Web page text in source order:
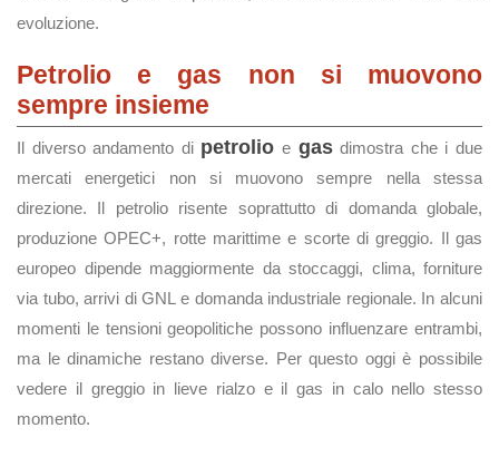
evoluzione.
Petrolio e gas non si muovono
sempre insieme
Il diverso andamento di petrolio e gasdimostra che i due
mercati energetici non si muovono sempre nella stessa
direzione. Il petrolio risente soprattutto di domanda globale,
produzione OPEC+, rotte marittime e scorte di greggio. Il gas
europeo dipende maggiormente da stoccaggi, clima, forniture
via tubo, arrivi di GNL e domanda industriale regionale. In alcuni
momenti le tensioni geopolitiche possono influenzare entrambi,
ma le dinamiche restano diverse. Per questo oggi è possibile
vedere il greggio in lieve rialzo e il gas in calo nello stesso
momento.